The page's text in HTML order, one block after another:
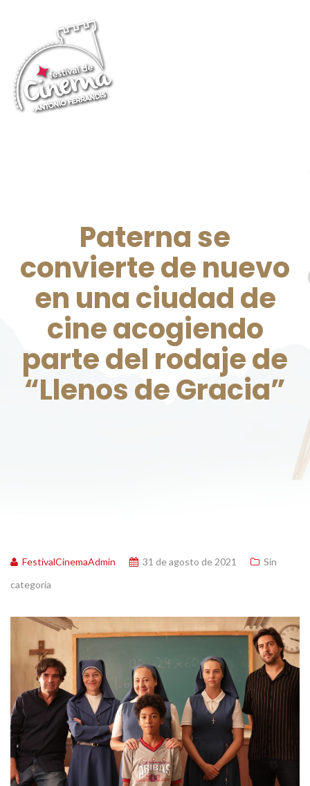
Paterna se
convierte de nuevo
en una ciudad de
cine acogiendo
parte del rodaje de
“Llenos de Gracia”
FestivalCinemaAdmin 31 de agosto de 2021
Sin
categoría